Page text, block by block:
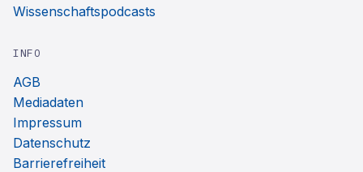
Wissenschaftspodcasts
INFO
AGB
Mediadaten
Impressum
Datenschutz
Barrierefreiheit